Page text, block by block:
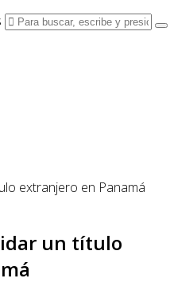
un título